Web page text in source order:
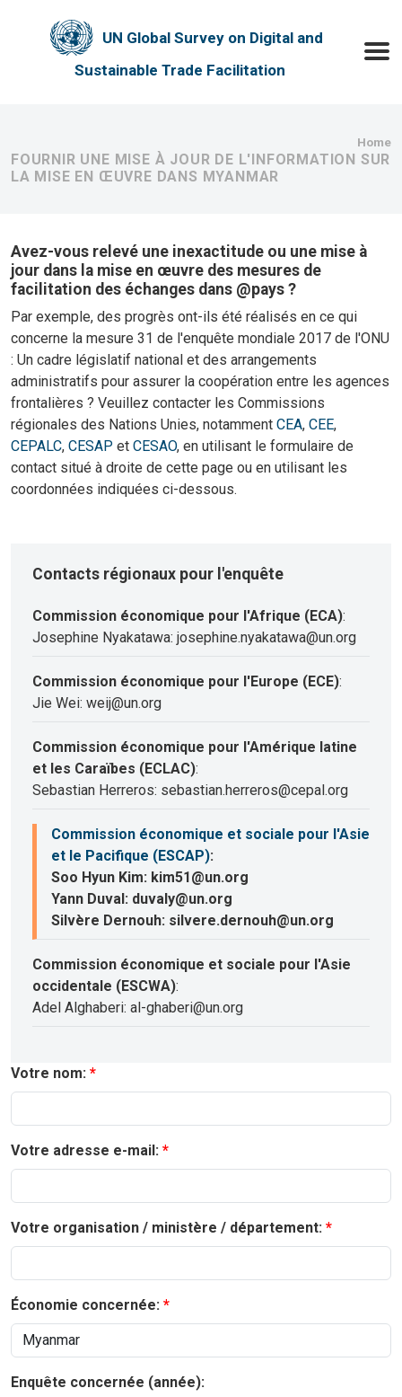
UN Global Survey on Digital and
Sustainable Trade Facilitation
Home
FOURNIR UNE MISE À JOUR DE L'INFORMATION SUR
LA MISE EN ŒUVRE DANS MYANMAR
Avez-vous relevé une inexactitude ou une mise à
jour dans la mise en œuvre des mesures de
facilitation des échanges dans @pays ?
Par exemple, des progrès ont-ils été réalisés en ce qui
concerne la mesure 31 de l'enquête mondiale 2017 de l'ONU
: Un cadre législatif national et des arrangements
administratifs pour assurer la coopération entre les agences
frontalières ? Veuillez contacter les Commissions
régionales des Nations Unies, notamment CEA, CEE,
CEPALC, CESAP et CESAO, en utilisant le formulaire de
contact situé à droite de cette page ou en utilisant les
coordonnées indiquées ci-dessous.
Contacts régionaux pour l'enquête
Commission économique pour l'Afrique (ECA):
Josephine Nyakatawa: josephine.nyakatawa@un.org
Commission économique pour l'Europe (ECE):
Jie Wei: weij@un.org
Commission économique pour l'Amérique latine
et les Caraïbes (ECLAC):
Sebastian Herreros: sebastian.herreros@cepal.org
Commission économique et sociale pour l'Asie
et le Pacifique (ESCAP):
Soo Hyun Kim: kim51@un.org
Yann Duval: duvaly@un.org
Silvère Dernouh: silvere.dernouh@un.org
Commission économique et sociale pour l'Asie
occidentale (ESCWA):
Adel Alghaberi: al-ghaberi@un.org
Votre nom:
Votre adresse e-mail:
Votre organisation / ministère / département:
Économie concernée:
Enquête concernée (année):